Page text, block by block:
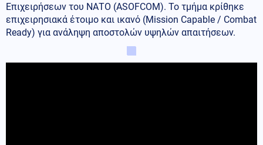
Επιχειρήσεων του ΝΑΤΟ (ASOFCOM). Το τμήμα κρίθηκε
επιχειρησιακά έτοιμο και ικανό (Mission Capable / Combat
Ready) για ανάληψη αποστολών υψηλών απαιτήσεων.